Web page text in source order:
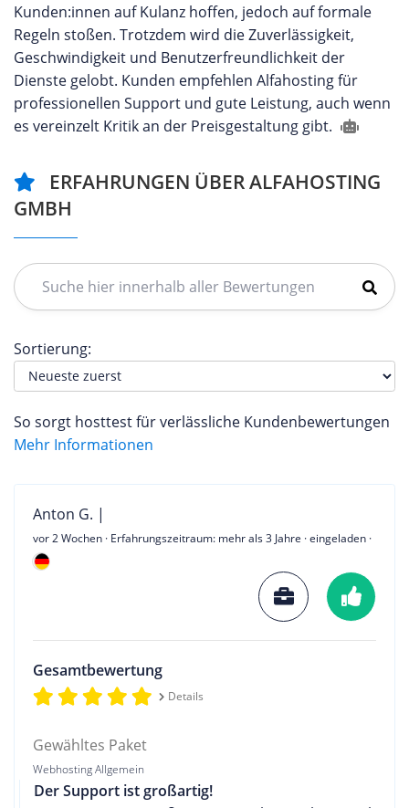
Kunden:innen auf Kulanz hoffen, jedoch auf formale
Regeln stoßen. Trotzdem wird die Zuverlässigkeit,
Geschwindigkeit und Benutzerfreundlichkeit der
Dienste gelobt. Kunden empfehlen Alfahosting für
professionellen Support und gute Leistung, auch wenn
es vereinzelt Kritik an der Preisgestaltung gibt.
ERFAHRUNGEN ÜBER ALFAHOSTING
GMBH
Sortierung:
So sorgt hosttest für verlässliche Kundenbewertungen
Mehr Informationen
Anton G. |
vor 2 Wochen · Erfahrungszeitraum: mehr als 3 Jahre · eingeladen ·
Gesamtbewertung
Details
Gewähltes Paket
Webhosting Allgemein
Der Support ist großartig!